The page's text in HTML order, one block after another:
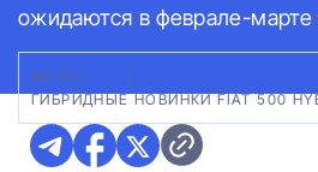
ожидаются в феврале-марте
ФОТО:
ГИБРИДНЫЕ НОВИНКИ FIAT 500